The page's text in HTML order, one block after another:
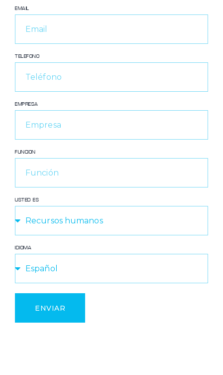
EMAIL
TELEFONO
EMPRESA
FUNCION
USTED ES
IDIOMA
ENVIAR